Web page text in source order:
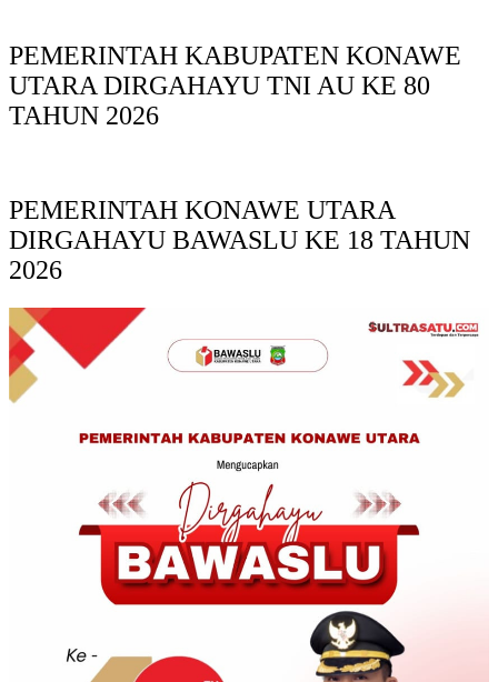
PEMERINTAH KABUPATEN KONAWE
UTARA DIRGAHAYU TNI AU KE 80
TAHUN 2026
PEMERINTAH KONAWE UTARA
DIRGAHAYU BAWASLU KE 18 TAHUN
2026